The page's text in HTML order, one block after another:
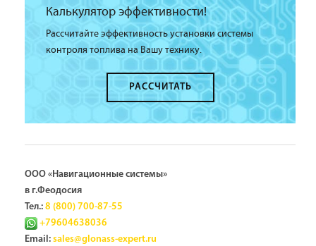
Калькулятор эффективности!
Рассчитайте эффективность установки системы
контроля топлива на Вашу технику.
РАССЧИТАТЬ
ООО «Навигационные системы»
в г.Феодосия
Тел.: 8 (800) 700-87-55
+79604638036
Email: sales@glonass-expert.ru